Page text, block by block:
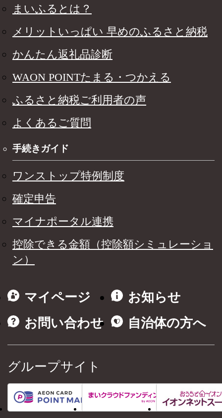
まいふるとは？
メリットいっぱい 早めのふるさと納税
かんたん返礼品診断
WAON POINTたまる・つかえる
ふるさと納税ご利用者の声
よくあるご質問
手続きガイド
ワンストップ特例制度
確定申告
マイナポータル連携
控除できる金額（控除額シミュレーショ
ン）
マイページ
お知らせ
お問い合わせ
自治体の方へ
グループサイト